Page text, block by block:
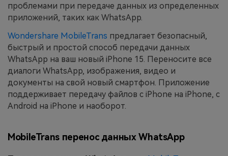
проблемами при передаче данных из определенных
приложений, таких как WhatsApp.
Wondershare MobileTrans предлагает безопасный,
быстрый и простой способ передачи данных
WhatsApp на ваш новый iPhone 15. Переносите все
диалоги WhatsApp, изображения, видео и
документы на свой новый смартфон. Приложение
поддерживает передачу файлов с iPhone на iPhone, с
Android на iPhone и наоборот.
MobileTrans перенос данных WhatsApp